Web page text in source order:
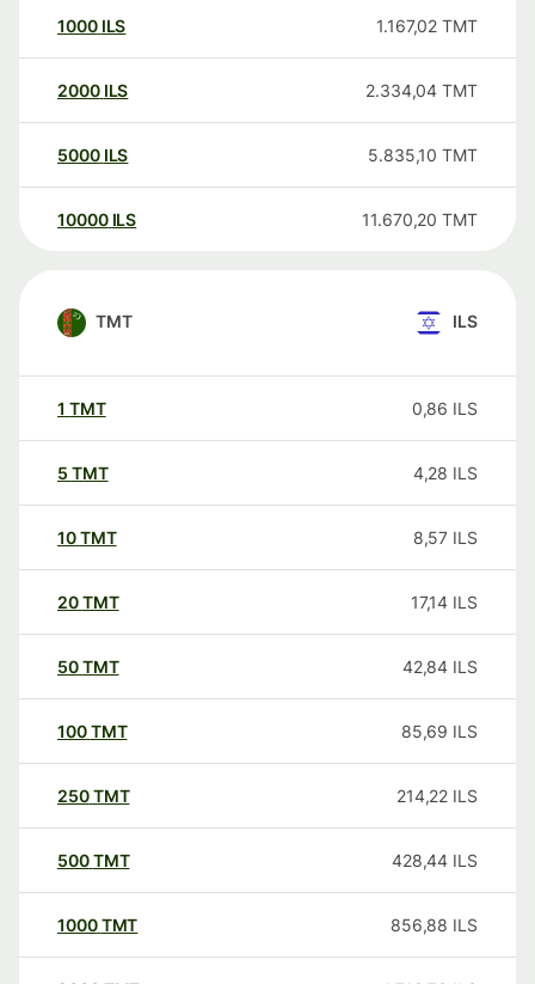
1000 ILS 1.167,02 TMT
2000 ILS 2.334,04 TMT
5000 ILS 5.835,10 TMT
10000 ILS 11.670,20 TMT
TMT ILS
1 TMT 0,86 ILS
5 TMT 4,28 ILS
10TMT 8,57 ILS
20TMT 17,14 ILS
50TMT 42,84 ILS
100TMT 85,69 ILS
250TMT 214,22 ILS
500TMT 428,44 ILS
1000TMT 856,88 ILS